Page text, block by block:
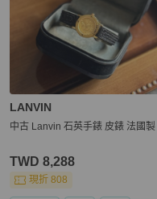
LANVIN
中古 Lanvin 石英手錶 皮錶 法國製
TWD 8,288
現折 808